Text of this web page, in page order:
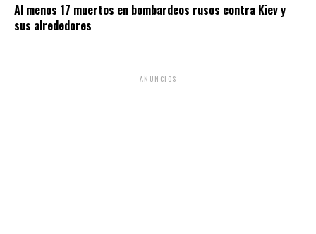
Al menos 17 muertos en bombardeos rusos contra Kiev y
sus alrededores
ANUNCIOS